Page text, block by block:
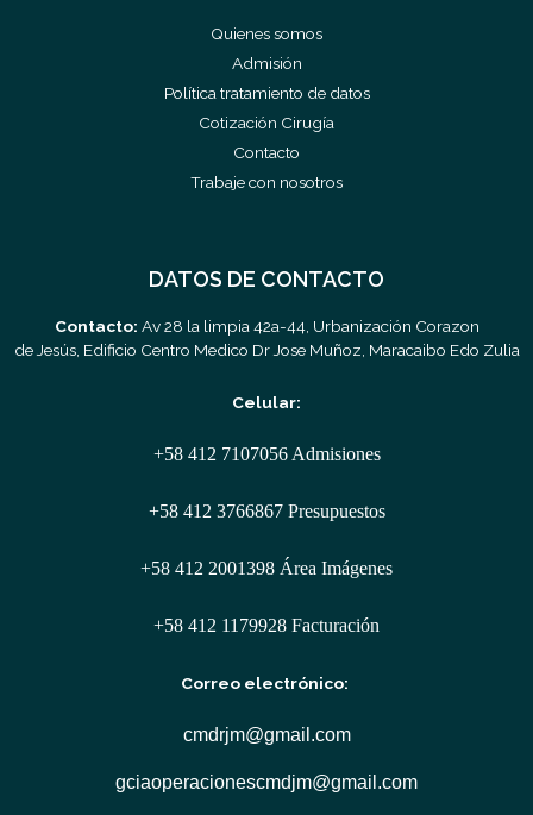
Quienes somos
Admisión
Política tratamiento de datos
Cotización Cirugía
Contacto
Trabaje con nosotros
DATOS DE CONTACTO
Contacto: Av 28 la limpia 42a-44, Urbanización Corazon
de Jesús, Edificio Centro Medico Dr Jose Muñoz, Maracaibo Edo Zulia
Celular:
+58 412 7107056 Admisiones
+58 412 3766867 Presupuestos
+58 412 2001398 Área Imágenes
+58 412 1179928 Facturación
Correo electrónico:
cmdrjm@gmail.com
gciaoperacionescmdjm@gmail.com